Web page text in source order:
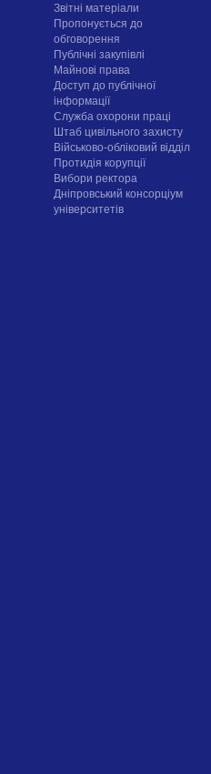
Звітні матеріали
Пропонується до
обговорення
Публічні закупівлі
Майнові права
Доступ до публічної
інформації
Служба охорони праці
Штаб цивільного захисту
Військово-обліковий відділ
Протидія корупції
Вибори ректора
Дніпровський консорціум
університетів